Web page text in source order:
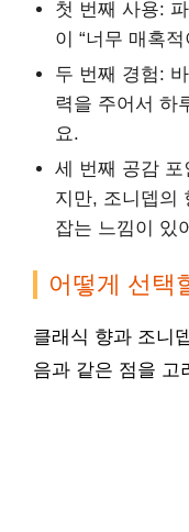
첫 번째 사용:
이 “너무 매혹
두 번째 경험:
력을 주어서 하
요.
세 번째 공감 포
지만, 조니뎁의
잡는 느낌이 있
어떻게 선택
클래식 향과 조니
음과 같은 점을 고